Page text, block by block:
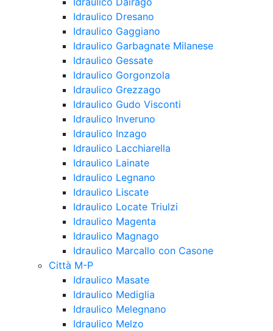
Idraulico Dresano
Idraulico Gaggiano
Idraulico Garbagnate Milanese
Idraulico Gessate
Idraulico Gorgonzola
Idraulico Grezzago
Idraulico Gudo Visconti
Idraulico Inveruno
Idraulico Inzago
Idraulico Lacchiarella
Idraulico Lainate
Idraulico Legnano
Idraulico Liscate
Idraulico Locate Triulzi
Idraulico Magenta
Idraulico Magnago
Idraulico Marcallo con Casone
Città M-P
Idraulico Masate
Idraulico Mediglia
Idraulico Melegnano
Idraulico Melzo